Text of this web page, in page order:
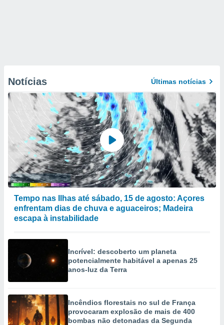
Notícias Últimas notícias
Tempo nas Ilhas até sábado, 15 de agosto: Açores
enfrentam dias de chuva e aguaceiros; Madeira
escapa à instabilidade
Incrível: descoberto um planeta
potencialmente habitável a apenas 25
anos-luz da Terra
Incêndios florestais no sul de França
provocaram explosão de mais de 400
bombas não detonadas da Segunda